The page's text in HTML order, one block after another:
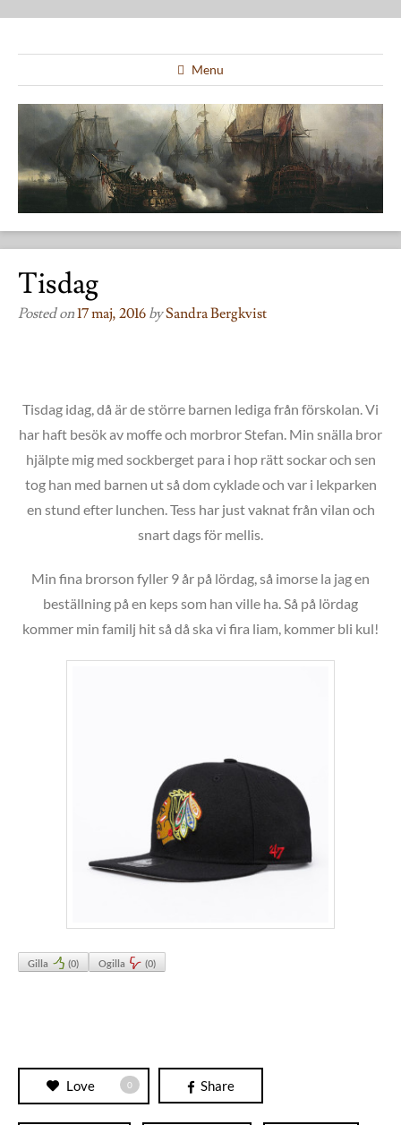
Menu
Tisdag
Posted on17 maj, 2016 bySandra Bergkvist
Tisdag idag, då är de större barnen lediga från förskolan. Vi
har haft besök av moffe och morbror Stefan. Min snälla bror
hjälpte mig med sockberget para i hop rätt sockar och sen
tog han med barnen ut så dom cyklade och var i lekparken
en stund efter lunchen. Tess har just vaknat från vilan och
snart dags för mellis.
Min fina brorson fyller 9 år på lördag, så imorse la jag en
beställning på en keps som han ville ha. Så på lördag
kommer min familj hit så då ska vi fira liam, kommer bli kul!
Gilla (0) Ogilla (0)
Love 0 Share